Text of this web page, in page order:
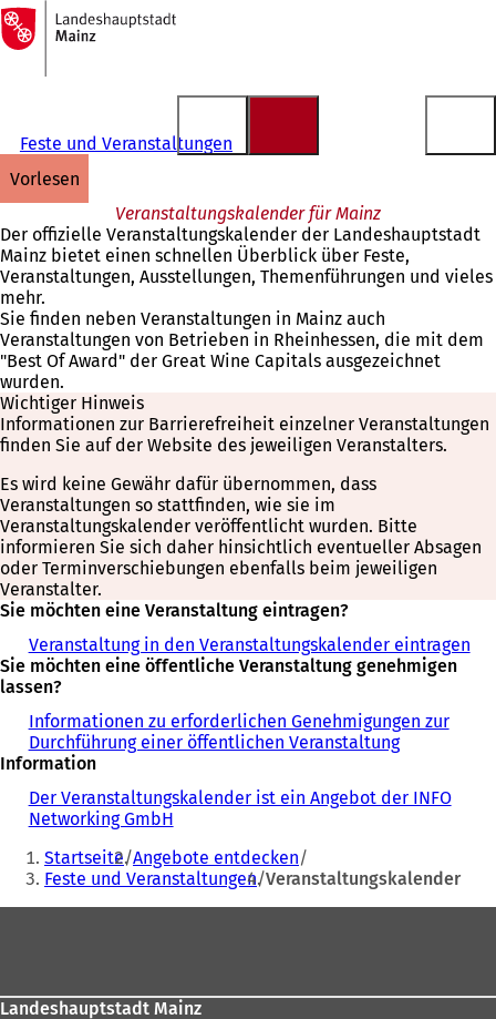
Inhalt anspringen
Zur
Startseite
Feste und Veranstaltungen
vorlesen
Veranstaltungskalender für Mainz
Der offizielle Veranstaltungskalender der Landeshauptstadt
Mainz bietet einen schnellen Überblick über Feste,
Veranstaltungen, Ausstellungen, Themenführungen und vieles
mehr.
Sie finden neben Veranstaltungen in Mainz auch
Veranstaltungen von Betrieben in Rheinhessen, die mit dem
"Best Of Award" der Great Wine Capitals ausgezeichnet
wurden.
Wichtiger Hinweis
Informationen zur Barrierefreiheit einzelner Veranstaltungen
finden Sie auf der Website des jeweiligen Veranstalters.
Es wird keine Gewähr dafür übernommen, dass
Veranstaltungen so stattfinden, wie sie im
Veranstaltungskalender veröffentlicht wurden. Bitte
informieren Sie sich daher hinsichtlich eventueller Absagen
oder Terminverschiebungen ebenfalls beim jeweiligen
Veranstalter.
Sie möchten eine Veranstaltung eintragen?
Veranstaltung in den Veranstaltungskalender eintragen
Sie möchten eine öffentliche Veranstaltung genehmigen
lassen?
Informationen zu erforderlichen Genehmigungen zur
Durchführung einer öffentlichen Veranstaltung
Information
Der Veranstaltungskalender ist ein Angebot der INFO
Networking GmbH
Sie
befinden
sich
Startseite Angebote entdecken
Feste und Veranstaltungen Veranstaltungskalender
Landeshauptstadt Mainz